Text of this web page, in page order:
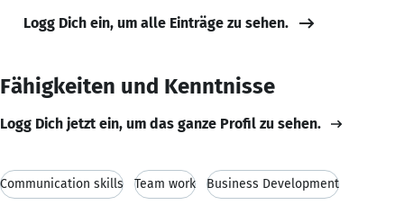
Logg Dich ein, um alle Einträge zu sehen.
Fähigkeiten und Kenntnisse
Logg Dich jetzt ein, um das ganze Profil zu sehen.
Communication skills Team work Business Development